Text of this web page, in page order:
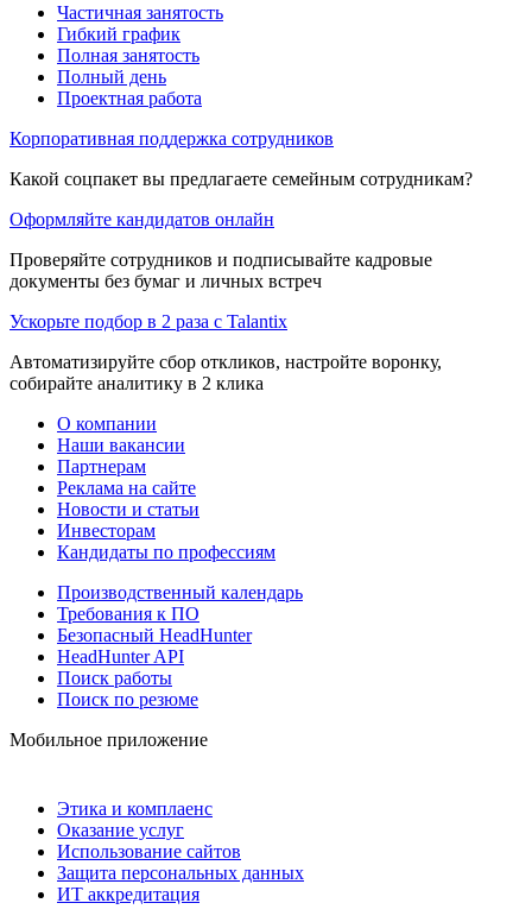
Частичная занятость
Гибкий график
Полная занятость
Полный день
Проектная работа
Корпоративная поддержка сотрудников
Какой соцпакет вы предлагаете семейным сотрудникам?
Оформляйте кандидатов онлайн
Проверяйте сотрудников и подписывайте кадровые
документы без бумаг и личных встреч
Ускорьте подбор в 2 раза с Talantix
Автоматизируйте сбор откликов, настройте воронку,
собирайте аналитику в 2 клика
О компании
Наши вакансии
Партнерам
Реклама на сайте
Новости и статьи
Инвесторам
Кандидаты по профессиям
Производственный календарь
Требования к ПО
Безопасный HeadHunter
HeadHunter API
Поиск работы
Поиск по резюме
Мобильное приложение
Этика и комплаенс
Оказание услуг
Использование сайтов
Защита персональных данных
ИТ аккредитация